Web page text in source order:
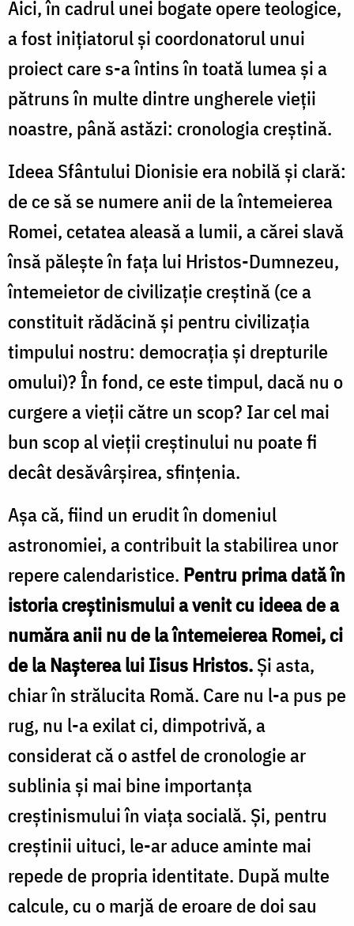
Aici, în cadrul unei bogate opere teologice,
a fost inițiatorul și coordonatorul unui
proiect care s-a întins în toată lumea și a
pătruns în multe dintre ungherele vieții
noastre, până astăzi: cronologia creștină.
Ideea Sfântului Dionisie era nobilă și clară:
de ce să se numere anii de la întemeierea
Romei, cetatea aleasă a lumii, a cărei slavă
însă pălește în fața lui Hristos-Dumnezeu,
întemeietor de civilizație creștină (ce a
constituit rădăcină și pentru civilizația
timpului nostru: democrația și drepturile
omului)? În fond, ce este timpul, dacă nu o
curgere a vieții către un scop? Iar cel mai
bun scop al vieții creștinului nu poate fi
decât desăvârșirea, sfințenia.
Așa că, fiind un erudit în domeniul
astronomiei, a contribuit la stabilirea unor
repere calendaristice. Pentru prima dată în
istoria creștinismului a venit cu ideea de a
număra anii nu de la întemeierea Romei, ci
de la Nașterea lui Iisus Hristos.Și asta,
chiar în strălucita Romă. Care nu l-a pus pe
rug, nu l-a exilat ci, dimpotrivă, a
considerat că o astfel de cronologie ar
sublinia și mai bine importanța
creștinismului în viața socială. Și, pentru
creștinii uituci, le-ar aduce aminte mai
repede de propria identitate. După multe
calcule, cu o marjă de eroare de doi sau